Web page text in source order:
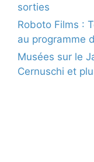
sorties
Roboto Films :
au programme
Musées sur le
Cernuschi et